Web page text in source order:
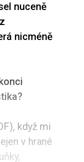
nuceně
nicméně
když mi
v hrané